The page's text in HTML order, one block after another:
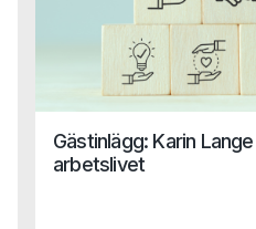
Gästinlägg: Karin
arbetslivet